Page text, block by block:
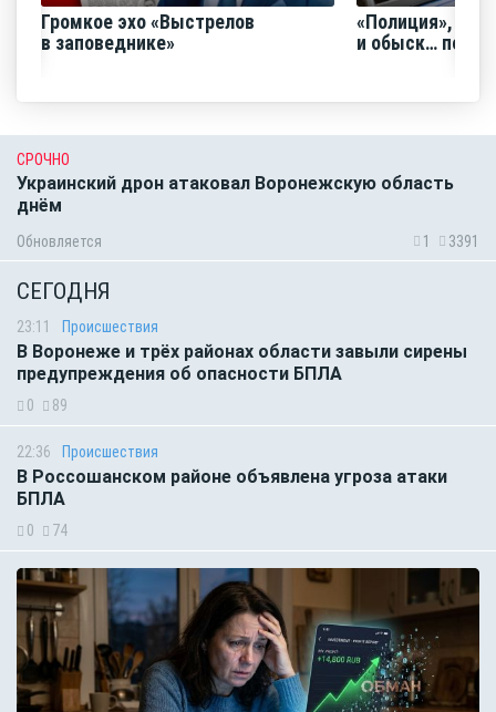
Громкое эхо «Выстрелов
в заповеднике»
«Полиция»,
и обыск… по
СРОЧНО
Украинский дрон атаковал Воронежскую область
днём
Обновляется 1 3391
СЕГОДНЯ
23:11 Происшествия
В Воронеже и трёх районах области завыли сирены
предупреждения об опасности БПЛА
0 89
22:36 Происшествия
В Россошанском районе объявлена угроза атаки
БПЛА
0 74